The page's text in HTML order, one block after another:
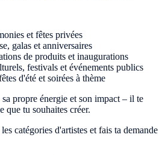
et fêtes privées
galas et anniversaires
de produits et inaugurations
festivals et événements publics
d'été et soirées à thème
propre énergie et son impact – il te
que tu souhaites créer.
catégories d'artistes et fais ta demande